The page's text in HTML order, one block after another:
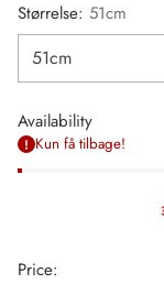
Størrelse: 51cm
Availability
Kun få tilbage!
Price: